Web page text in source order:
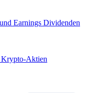
Earnings Dividenden
Krypto-Aktien